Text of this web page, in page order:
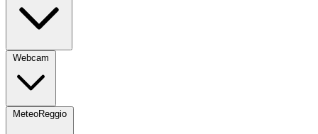
Webcam
MeteoReggio